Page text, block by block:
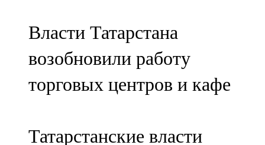
Нурлат
104,7 FM
Олы Әтнә
Власти Татарстана
возобновили работу
торговых центров и кафе
Татарстанские власти